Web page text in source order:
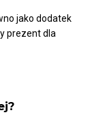
jako dodatek
prezent dla